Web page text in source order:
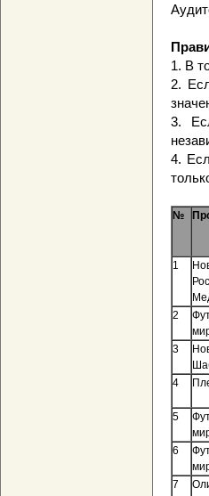
1. В
2.
3.
4.
№
1
2
3
4
5
6
7